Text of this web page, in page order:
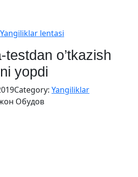
Yangiliklar lentasi
testdan o’tkazish
yopdi
Category: Yangiliklar
Обудов